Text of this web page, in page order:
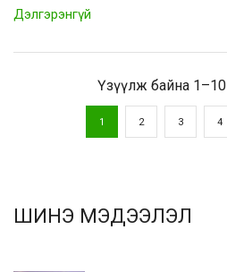
Дэлгэрэнгүй
Үзүүлж байна
1 2 3 4
ШИНЭ МЭДЭЭЛЭЛ